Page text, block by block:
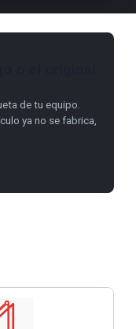
de tu equipo.
ya no se fabrica,